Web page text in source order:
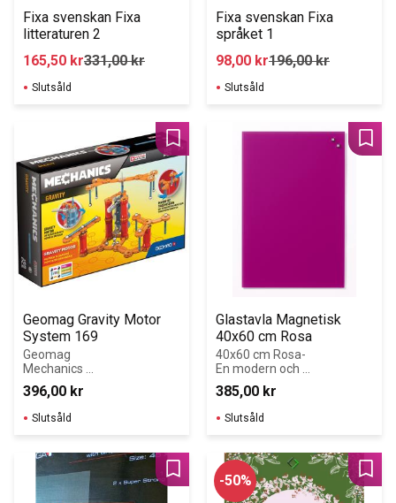
Fixa svenskan Fixa
litteraturen 2
165,50 kr331,00kr
Slutsåld
Fixa svenskan Fixa
språket 1
98,00 kr196,00kr
Slutsåld
Geomag Gravity Motor
System 169
Geomag
Mechanics
mekaniska delar
öppnar upp
många olika
konstruktionsmö
tilltalar barn från
7 års ålder.
396,00 kr
Lägg till i favoriter
Slutsåld
Glastavla Magnetisk
40x60 cm Rosa
40x60 cm Rosa-
En modern och
stilren
glaskrivtavla för
kontoret,
mötesrummet
anslagstavla i
offentliga rum
eller hemma.
385,00 kr
Slutsåld
Lägg till i favoriter
50%